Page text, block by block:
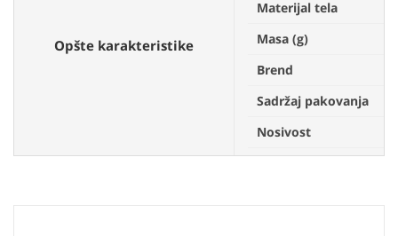
Opšte karakteristike
Materijal tela
Masa (g)
Brend
Sadržaj pakovanja
Nosivost